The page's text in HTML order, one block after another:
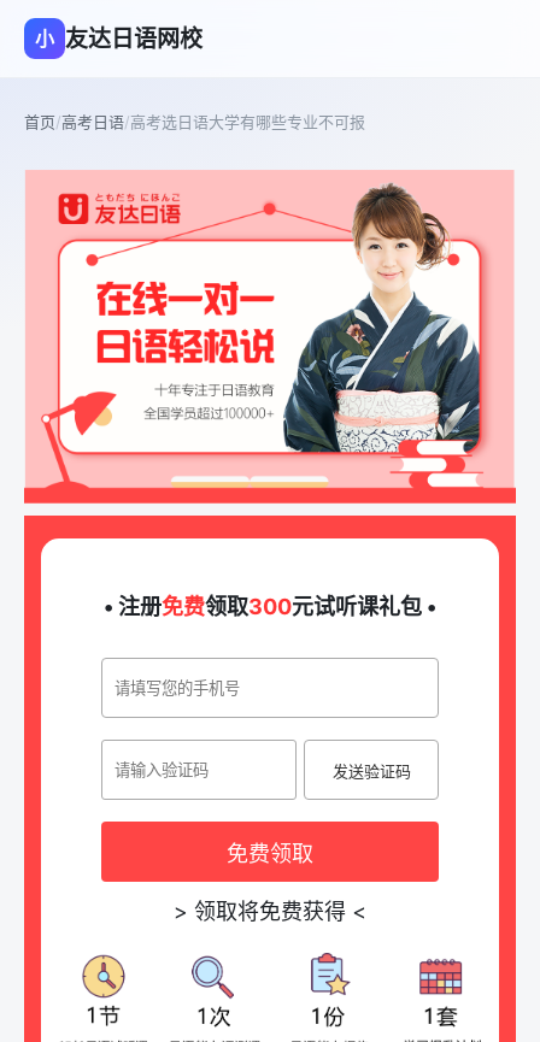
小 友达日语网校
首页/高考日语/高考选日语大学有哪些专业不可报
• 注册免费领取300元试听课礼包 •
发送验证码
免费领取
> 领取将免费获得 <